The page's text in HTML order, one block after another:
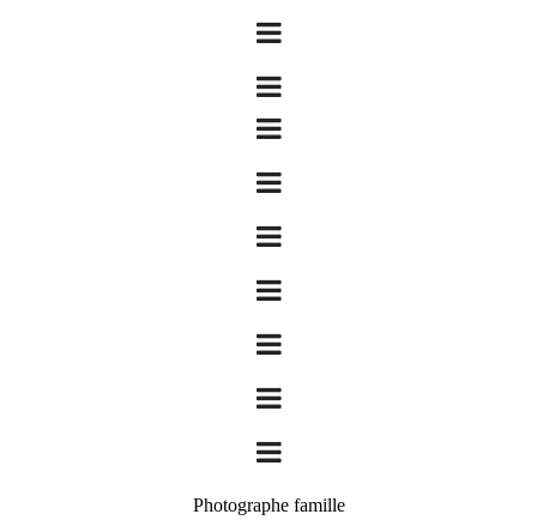
Photographe famille